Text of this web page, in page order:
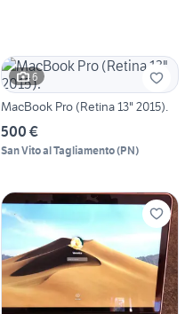
6
MacBook Pro (Retina 13" 2015).
500 €
San Vito al Tagliamento(PN)